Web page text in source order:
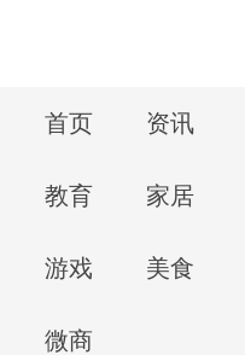
首页 资讯
教育 家居
游戏 美食
微商